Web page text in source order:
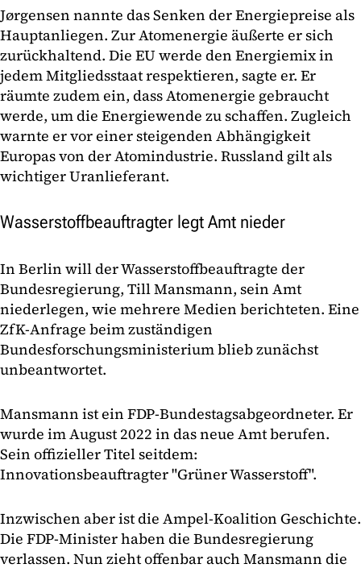
Jørgensen nannte das Senken der Energiepreise als
Hauptanliegen. Zur Atomenergie äußerte er sich
zurückhaltend. Die EU werde den Energiemix in
jedem Mitgliedsstaat respektieren, sagte er. Er
räumte zudem ein, dass Atomenergie gebraucht
werde, um die Energiewende zu schaffen. Zugleich
warnte er vor einer steigenden Abhängigkeit
Europas von der Atomindustrie. Russland gilt als
wichtiger Uranlieferant.
Wasserstoffbeauftragter legt Amt nieder
In Berlin will der Wasserstoffbeauftragte der
Bundesregierung, Till Mansmann, sein Amt
niederlegen, wie mehrere Medien berichteten. Eine
ZfK-Anfrage beim zuständigen
Bundesforschungsministerium blieb zunächst
unbeantwortet.
Mansmann ist ein FDP-Bundestagsabgeordneter. Er
wurde im August 2022 in das neue Amt berufen.
Sein offizieller Titel seitdem:
Innovationsbeauftragter "Grüner Wasserstoff".
Inzwischen aber ist die Ampel-Koalition Geschichte.
Die FDP-Minister haben die Bundesregierung
verlassen. Nun zieht offenbar auch Mansmann die